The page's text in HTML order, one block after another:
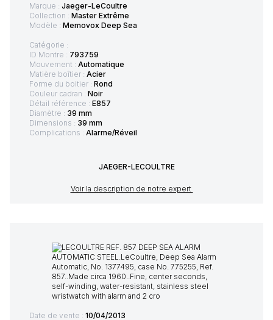
Marque : Jaeger-LeCoultre
Collection : Master Extrême
Modèle : Memovox Deep Sea
Catégorie :
ID Montre : 793759
Mouvement : Automatique
Matière boîtier : Acier
Forme du boitier : Rond
Couleur cadran : Noir
Détail référence : E857
Diamètre : 39 mm
Dimensions : 39 mm
Complications : Alarme/Réveil
JAEGER-LECOULTRE
Voir la description de notre expert
Date de vente : 10/04/2013